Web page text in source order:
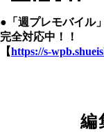
●「週プレモバイル
完全対応中！！
【https://s-
編